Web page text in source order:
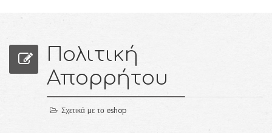
Πολιτική
Απορρήτου
Σχετικά με το eshop